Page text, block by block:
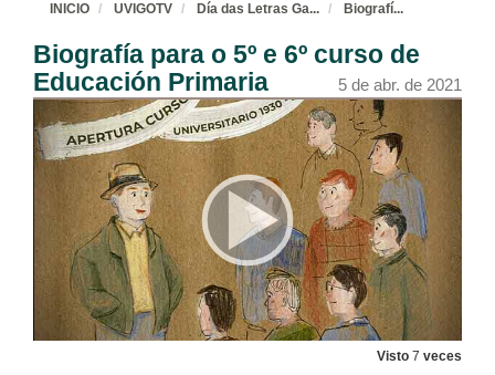
INICIO UVIGOTV Día das Letras Ga... Biografí...
Biografía para o 5º e 6º curso de
Educación Primaria
5 de abr. de 2021
Visto 7 veces